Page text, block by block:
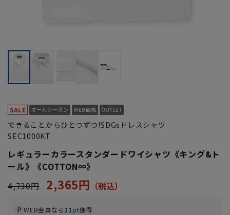
できることからひとつずつ!SDGsドレスシャツ
SEC1000KT
レギュラーカラースタンダードワイシャツ《キング&ト
ール》《COTTON∞》
4,730円 2,365円
WEB会員なら11pt獲得